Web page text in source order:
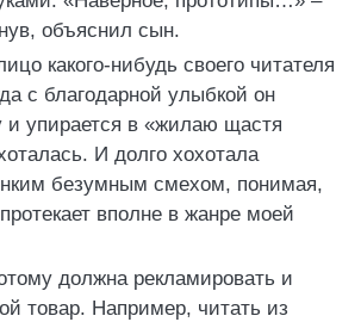
объяснил сын.
какого-нибудь своего читателя
с благодарной улыбкой он
и упирается в «жилаю щастя
И долго хохотала
безумным смехом, понимая,
вполне в жанре моей
должна рекламировать и
товар. Например, читать из